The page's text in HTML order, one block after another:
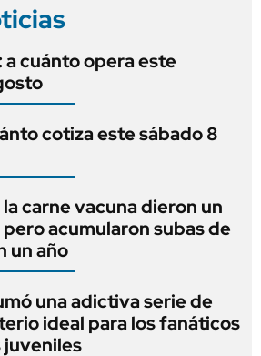
a cuánto opera este
cotiza este sábado 8
carne vacuna dieron un
acumularon subas de
un año
una adictiva serie de
ideal para los fanáticos
juveniles